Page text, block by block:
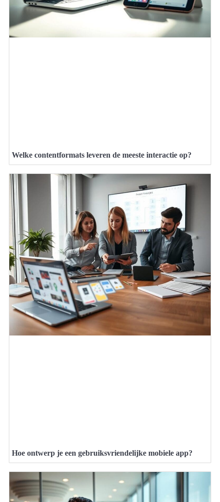
Welke contentformats leveren de meeste interactie op?
Hoe ontwerp je een gebruiksvriendelijke mobiele app?